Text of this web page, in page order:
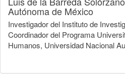
Autónoma de México
Investigador del Instituto de
Coordinador del Programa
Humanos, Universidad Nacional